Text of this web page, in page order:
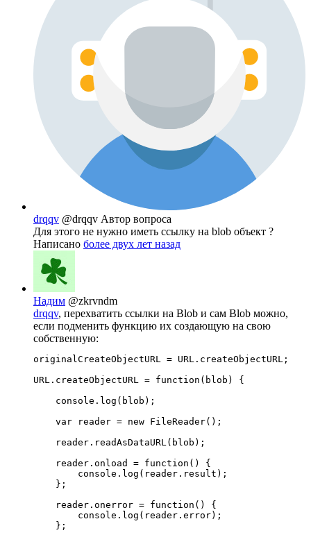
drqqv @drqqv Автор вопроса
Для этого не нужно иметь ссылку на blob объект ?
Написано более двух лет назад
Надим @zkrvndm
drqqv, перехватить ссылки на Blob и сам Blob можно,
если подменить функцию их создающую на свою
собственную:
originalCreateObjectURL = URL.createObjectURL;
URL.createObjectURL = function(blob) {
    console.log(blob);
    var reader = new FileReader();
    reader.readAsDataURL(blob);
    reader.onload = function() {
        console.log(reader.result);
    };
    reader.onerror = function() {
        console.log(reader.error);
    };